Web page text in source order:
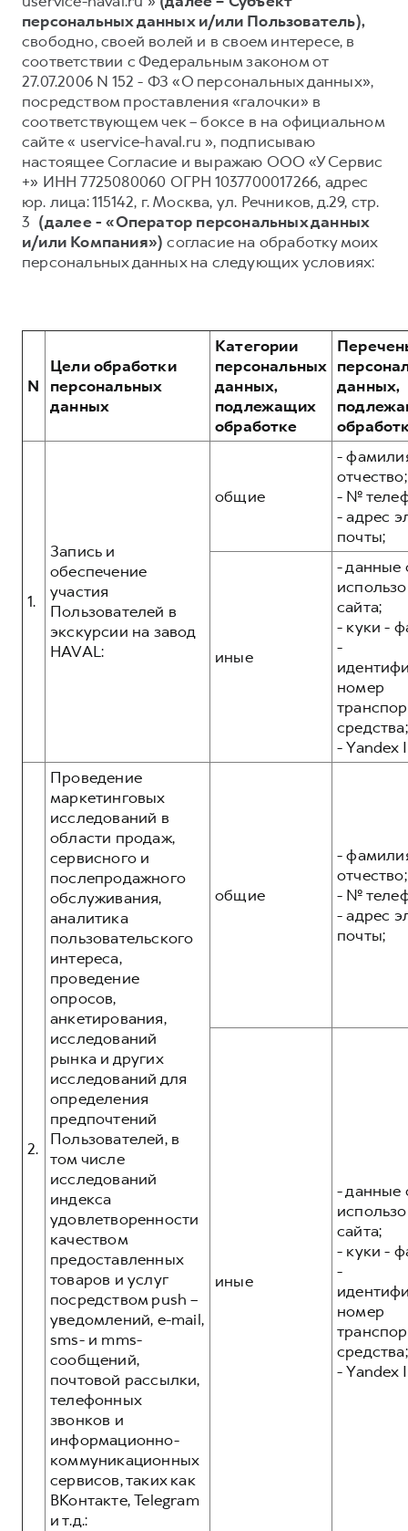
DARGO
от 3 199 000 ₽
DARGO X
от 3 499 000 ₽
Тест-драйв
Трейд-ин
КРЕДИТ И СТРАХОВАНИЕ
Кредитный калькулятор
Страхование
Кредит
КОРПОРАТИВНЫМ КЛИЕНТАМ
Крупным корпоративным клиентам
Система управления автопарком
Сервис для корпоративных клиентов
HAVAL Лизинг
АКСЕССУАРЫ HAVAL
Коллекция CITY
Коллекция Базовая
Коллекция Детская
СЕРВИСНОЕ ОБСЛУЖИВАНИЕ
Нулевое ТО
Программа «Помощь на дороге»
Регламенты технического обслуживания
Электронный ПТС
ПОДДЕРЖКА
GWM Безопасность
Гарантия HAVAL
Руководства по эксплуатации
Подписки
Коллекция Детская
О дилере
Наша команда
Контакты
персональных данных и/или Пользователь),
свободно, своей волей и в своем интересе, в
соответствии с Федеральным законом от
27.07.2006 N 152 - ФЗ «О персональных данных»,
посредством проставления «галочки» в
соответствующем чек – боксе в на официальном
сайте « uservice-haval.ru », подписываю
настоящее Согласие и выражаю ООО «У Сервис
+» ИНН 7725080060 ОГРН 1037700017266, адрес
юр. лица: 115142, г. Москва, ул. Речников, д.29, стр.
3 (далее - «Оператор персональных данных
и/или Компания») согласие на обработку моих
персональных данных на следующих условиях:
N
Цели обработки
персональных
данных
Категории
персональных
данных,
подлежащих
обработке
данных,
1.
Запись и
обеспечение
участия
Пользователей в
экскурсии на завод
HAVAL:
общие
-
отчество;
- №
- адрес
почты;
иные
- данные
сайта;
- куки -
-
номер
средства;
- Yandex
2.
Проведение
маркетинговых
исследований в
области продаж,
сервисного и
послепродажного
обслуживания,
аналитика
пользовательского
интереса,
проведение
опросов,
анкетирования,
исследований
рынка и других
исследований для
определения
предпочтений
Пользователей, в
том числе
исследований
индекса
удовлетворенности
качеством
предоставленных
товаров и услуг
посредством push –
уведомлений, e-mail,
sms- и mms-
сообщений,
почтовой рассылки,
телефонных
звонков и
информационно-
коммуникационных
сервисов, таких как
ВКонтакте, Telegram
и т.д.:
общие
-
отчество;
- №
- адрес
почты;
иные
- данные
сайта;
- куки -
-
номер
средства;
- Yandex